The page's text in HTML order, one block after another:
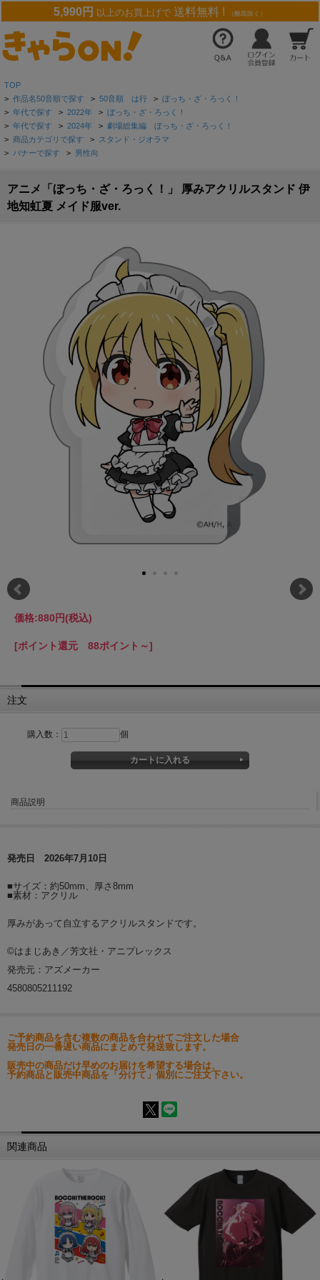
5,990円 以上のお買上げで 送料無料 ! （離島除く）
TOP
> 作品名50音順で探す > 50音順 は行 > ぼっち・ざ・ろっく！
> 年代で探す > 2022年 > ぼっち・ざ・ろっく！
> 年代で探す > 2024年 > 劇場総集編 ぼっち・ざ・ろっく！
> 商品カテゴリで探す > スタンド・ジオラマ
> バナーで探す > 男性向
アニメ「ぼっち・ざ・ろっく！」 厚みアクリルスタンド 伊
地知虹夏 メイド服ver.
価格:880円(税込)
[ポイント還元 88ポイント～]
注文
購入数： 個
商品説明
発売日 2026年7月10日
■サイズ：約50mm、厚さ8mm
■素材：アクリル
厚みがあって自立するアクリルスタンドです。
©はまじあき／芳文社・アニプレックス
発売元：アズメーカー
4580805211192
ご予約商品を含む複数の商品を合わせてご注文した場合
発売日の一番遅い商品にまとめて発送致します。
販売中の商品だけ早めのお届けを希望する場合は、
予約商品と販売中商品を「分けて」個別にご注文下さい。
関連商品